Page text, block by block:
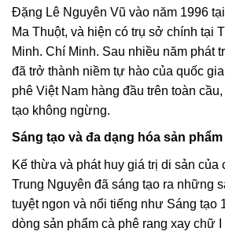
Đặng Lê Nguyên Vũ vào năm 1996
Ma Thuột, và hiện có trụ sở chính tại
Minh. Chí Minh. Sau nhiều năm phát
đã trở thành niềm tự hào của quốc
phê Việt Nam hàng đầu trên toàn
tạo không ngừng.
Sáng tạo và đa dạng hóa sản phẩm
Kế thừa và phát huy giá trị di sản của
Trung Nguyên đã sáng tạo ra những
tuyệt ngon và nổi tiếng như Sáng tạo
dòng sản phẩm cà phê rang xay chữ